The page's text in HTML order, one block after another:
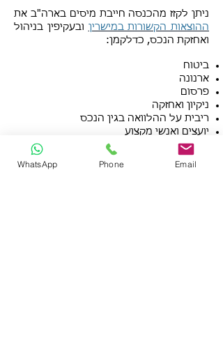
ניתן לקזז מהכנסה חייבת מיסים בארה"ב את
ההוצאות הקשורות במישרין ובעקיפין בניהול
ואחזקת הנכס, כדלקמן:
ביטוח
ארנונה
פרסום
ניקיון ואחזקה
ריבית על ההלוואה בגין הנכס
יועצים ואנשי מקצוע
תשלום לחברת הניהול של הנכס
פחת
הוצאות הקשורות להגעה לנכס מהארץ, כמו
WhatsApp Phone Email